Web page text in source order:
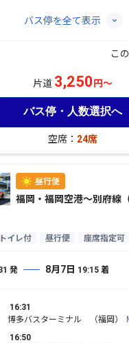
バス停を全て表示
こ
片道 3,250円～
バス停・人数選択へ
空席： 24席
福岡・福岡空港〜別府線
トイレ付 昼行便 座席指定可
発 8月7日 19:15 着
16:31
博多バスターミナル （福岡）
16:50